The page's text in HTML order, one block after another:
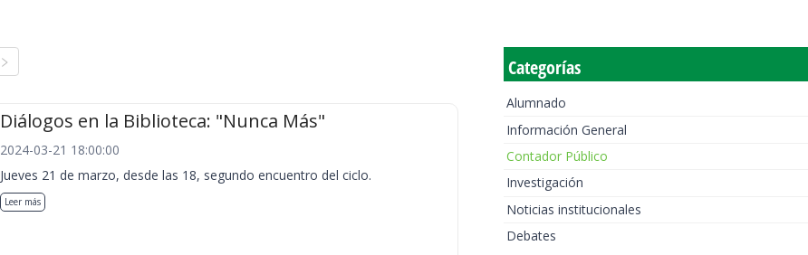
Diálogos en la Biblioteca: "Nunca Más"
2024-03-21 18:00:00
Jueves 21 de marzo, desde las 18, segundo encuentro del ciclo.
Leer más
Categorías
Alumnado
Información General
Contador Público
Investigación
Noticias institucionales
Debates